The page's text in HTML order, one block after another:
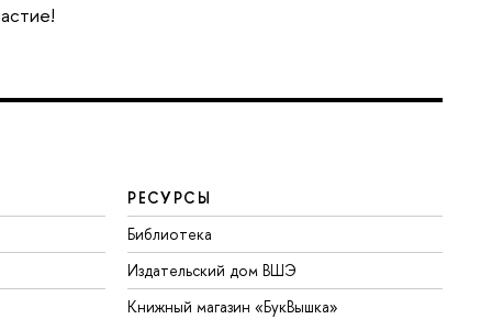
РЕСУРСЫ
Библиотека
Издательский дом ВШЭ
Книжный магазин «БукВышка»